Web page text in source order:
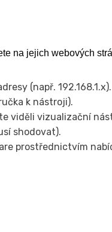
na jejich webových
(např. 192.168.1.x).
k nástroji).
viděli vizualizační
shodovat).
prostřednictvím